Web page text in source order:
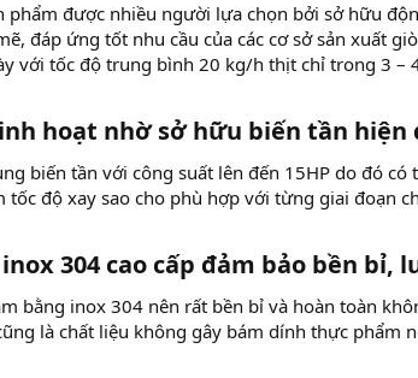
phẩm được nhiều người lựa chọn bởi sở hữu
đáp ứng tốt nhu cầu của các cơ sở sản xuất
với tốc độ trung bình 20 kg/h thịt chỉ trong 3 –
hoạt nhờ sở hữu biến tần hiện
biến tần với công suất lên đến 15HP do đó
tốc độ xay sao cho phù hợp với từng giai đoạn
304 cao cấp đảm bảo bền bỉ,
bằng inox 304 nên rất bền bỉ và hoàn toàn
là chất liệu không gây bám dính thực phẩm